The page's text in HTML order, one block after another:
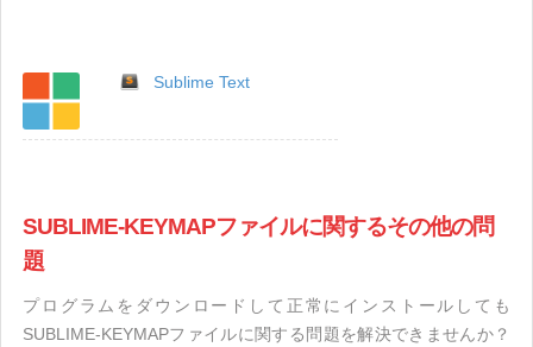
Sublime Text
SUBLIME-KEYMAPファイルに関するその他の問
題
プログラムをダウンロードして正常にインストールしても
SUBLIME-KEYMAPファイルに関する問題を解決できませんか？